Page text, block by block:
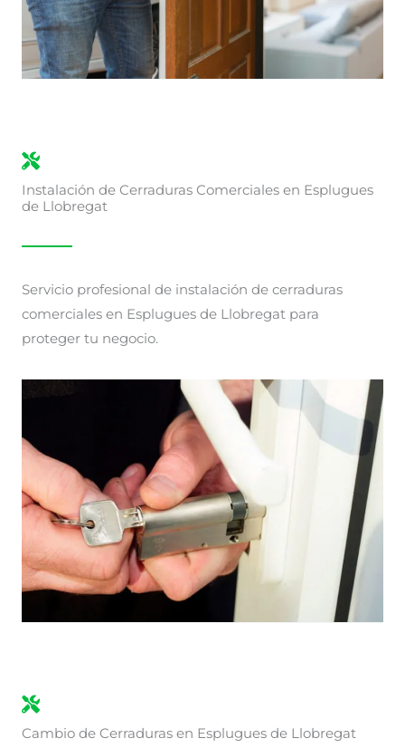
Instalación de Cerraduras Comerciales en Esplugues
de Llobregat
Servicio profesional de instalación de cerraduras
comerciales en Esplugues de Llobregat para
proteger tu negocio.
Cambio de Cerraduras en Esplugues de Llobregat